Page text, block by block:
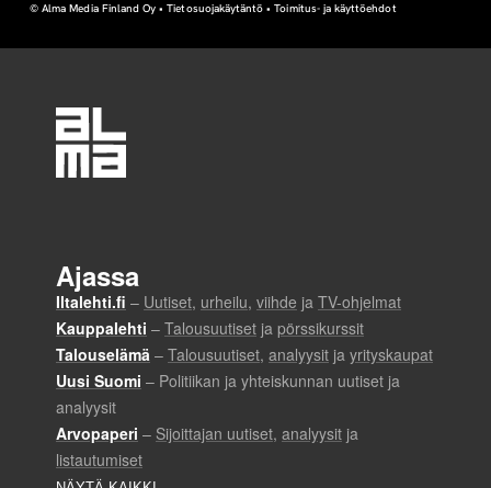
© Alma Media Finland Oy •Tietosuojakäytäntö •Toimitus- ja käyttöehdot